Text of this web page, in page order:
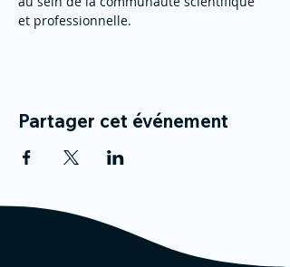
et professionnelle.
Partager cet événement